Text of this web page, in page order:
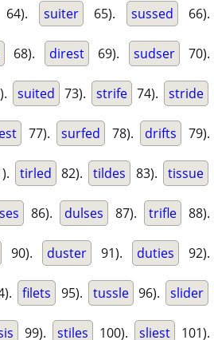
64). suiter 65). sussed 66).
68). direst 69). sudser 70).
suited 73). strife 74). stride
77). surfed 78). drifts 79).
tirled 82). tildes 83). tissue
86). dulses 87). trifle 88).
90). duster 91). duties 92).
filets 95). tussle 96). slider
99). stiles 100). sliest 101).